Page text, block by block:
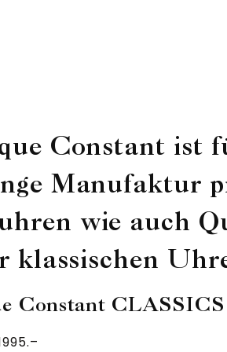
Constant ist
Manufaktur
wie auch
klassischen
Constant